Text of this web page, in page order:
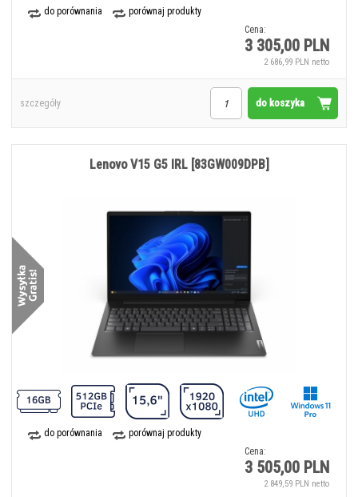
do porównania
porównaj produkty
Cena:
3 305,00 PLN
2 686,99 PLN netto
do koszyka
szczegóły
do porównania
porównaj produkty
Cena:
3 505,00 PLN
2 849,59 PLN netto
Lenovo V15 G5 IRL [83GW009DPB]